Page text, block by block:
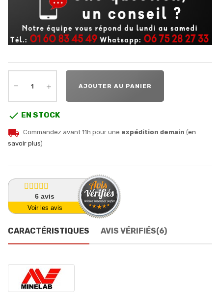
AJOUTER AU PANIER
 EN STOCK
local_shipping Commandez avant 11h pour une expédition demain (en
savoir plus)
6avis
Voir les avis
CARACTÉRISTIQUES AVIS VÉRIFIÉS(6)